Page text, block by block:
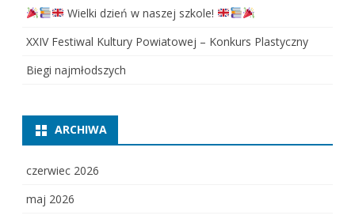
Wielki dzień w naszej szkole!
XXIV Festiwal Kultury Powiatowej – Konkurs Plastyczny
Biegi najmłodszych
ARCHIWA
czerwiec 2026
maj 2026